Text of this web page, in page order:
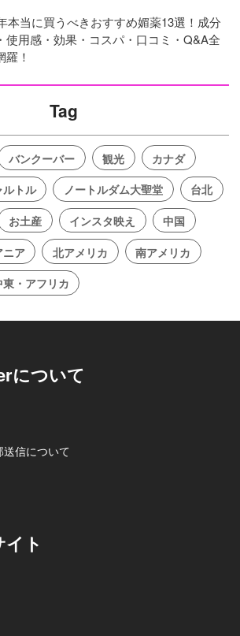
本当に買うべきおすすめ媚薬13選！成分
使用感・効果・コスパ・口コミ・Q&A全
羅！
Tag
バンクーバー 観光
カナダ
ルトル ノートルダム大聖堂
台北
お土産 インスタ映え
中国
ニア 北アメリカ
南アメリカ
東・アフリカ
について
信について
ト